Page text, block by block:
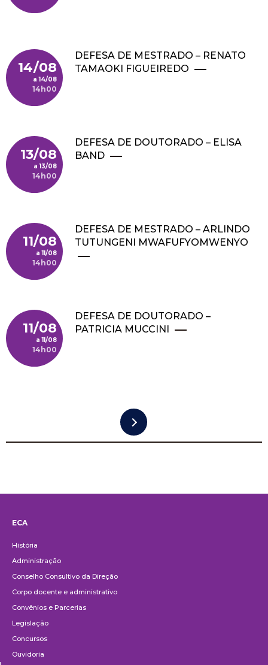
14/08
14/08
14h00
DEFESA DE MESTRADO – RENATO
TAMAOKI FIGUEIREDO
13/08
13/08
14h00
DEFESA DE DOUTORADO – ELISA
BAND
11/08
11/08
14h00
DEFESA DE MESTRADO – ARLINDO
TUTUNGENI MWAFUFYOMWENYO
11/08
11/08
14h00
DEFESA DE DOUTORADO –
PATRICIA MUCCINI
ECA
História
Administração
Conselho Consultivo da Direção
Corpo docente e administrativo
Convênios e Parcerias
Legislação
Concursos
Ouvidoria